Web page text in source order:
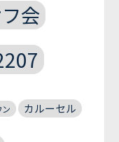
会
カルーセル